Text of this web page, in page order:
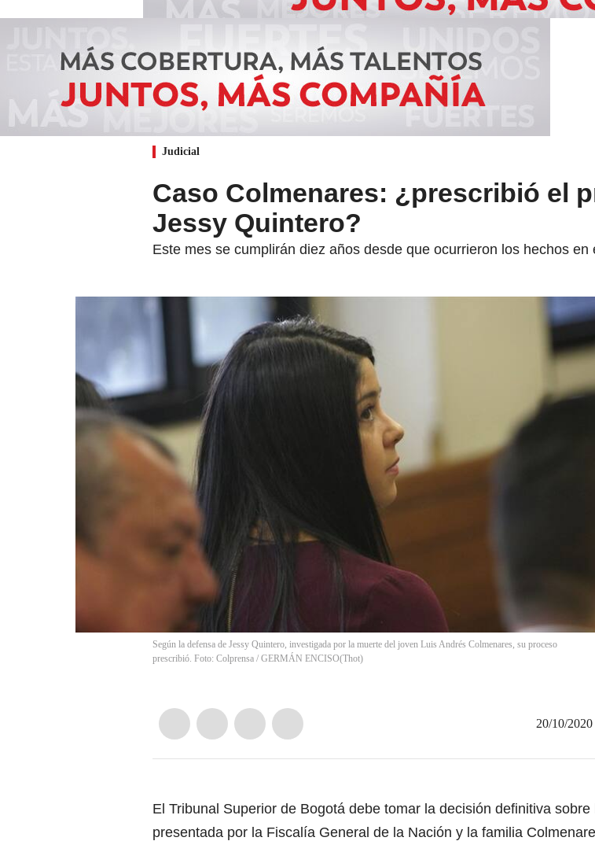
Judicial
Caso Colmenares: ¿prescribió el
Jessy Quintero?
Este mes se cumplirán diez años desde que ocurrieron los hechos
Según la defensa de Jessy Quintero, investigada por la muerte del joven Luis Andrés Colmenares, su proceso
prescribió. Foto: Colprensa / GERMÁN ENCISO(Thot)
20/10/
El Tribunal Superior de Bogotá debe tomar la decisión definitiva sobre
presentada por la Fiscalía General de la Nación y la familia